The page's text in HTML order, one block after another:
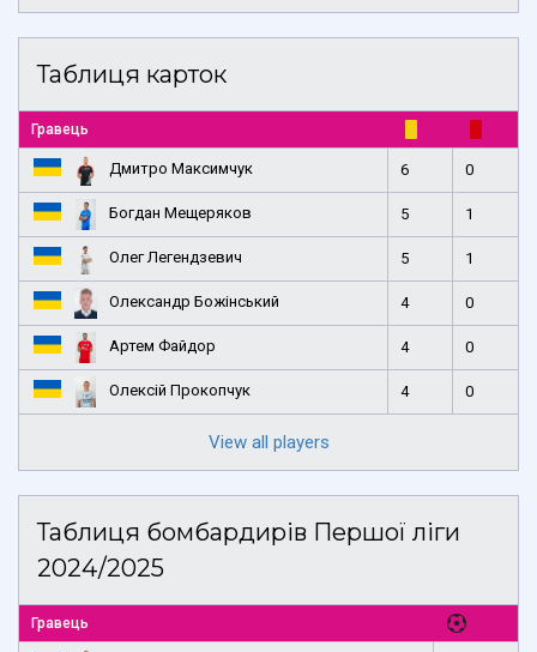
Таблиця карток
Гравець
Дмитро Максимчук 6 0
Богдан Мещеряков 5 1
Олег Легендзевич 5 1
Олександр Божінський 4 0
Артем Файдор 4 0
Олексій Прокопчук 4 0
View all players
Таблиця бомбардирів Першої ліги
2024/2025
Гравець